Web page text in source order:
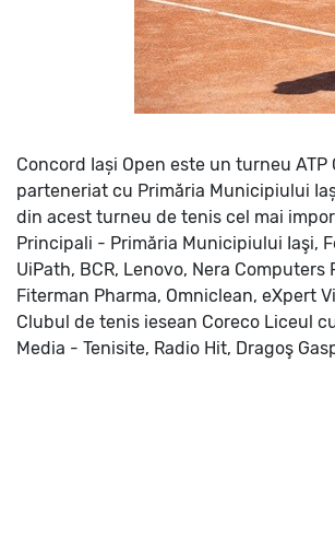
Concord Iași Open este un turneu
parteneriat cu Primăria Municipiului
din acest turneu de tenis cel mai
Principali - Primăria Municipiului Iaşi,
UiPath, BCR, Lenovo, Nera Computers
Fiterman Pharma, Omniclean, eXpert
Clubul de tenis iesean Coreco Liceul
Media - Tenisite, Radio Hit, Dragoş